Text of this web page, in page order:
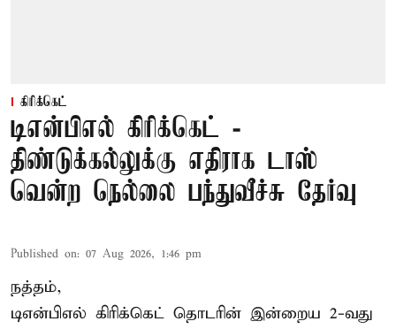
கிரிக்கெட்
டிஎன்பிஎல் கிரிக்கெட் -
திண்டுக்கல்லுக்கு எதிராக டாஸ்
வென்ற நெல்லை பந்துவீச்சு தேர்வு
Published on: 07 Aug 2026, 1:46 pm
நத்தம்,
டிஎன்பிஎல் கிரிக்கெட் தொடரின் இன்றைய 2-வது